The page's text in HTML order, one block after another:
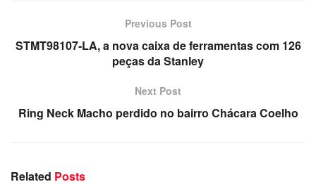
Previous Post
STMT98107-LA, a nova caixa de ferramentas com 126
peças da Stanley
Next Post
Ring Neck Macho perdido no bairro Chácara Coelho
Related Posts